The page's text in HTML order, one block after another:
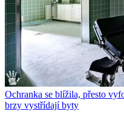
Ochranka se blížila, přesto
brzy vystřídají byty